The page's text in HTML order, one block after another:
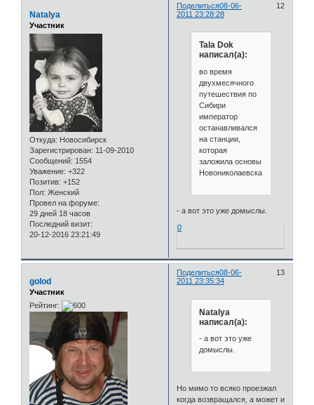
Поделиться 12
08-06-
2011 23:28:28
Natalya
Участник
Откуда: Новосибирск
Зарегистрирован: 11-09-2010
Сообщений: 1554
Уважение: +322
Позитив: +152
Пол: Женский
Провел на форуме:
29 дней 18 часов
Последний визит:
20-12-2016 23:21:49
Tala Dok
написал(а):
во время
двухмесячного
путешествия по
Сибири
император
останавливался
на станции,
которая
заложила основы
Новониколаевска
- а вот это уже домыслы.
0
Поделиться 13
08-06-
2011 23:35:34
golod
Участник
Рейтинг:
Natalya
написал(а):
- а вот это уже
домыслы.
Но мимо то всяко проезжал
когда возвращался, а может и